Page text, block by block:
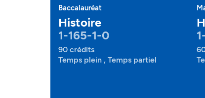
Baccalauréat
Histoire
1-165-1-0
90 crédits
Temps plein , Temps partiel